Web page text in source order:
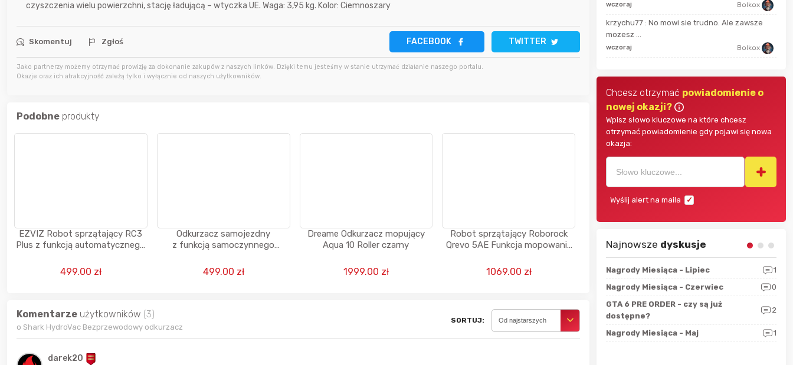
czyszczenia wielu powierzchni, stację ładującą – wtyczka UE. Waga: 3,95 kg. Kolor: Ciemnoszary
Skomentuj Zgłoś FACEBOOK TWITTER
Jako partnerzy możemy otrzymać prowizję za dokonanie zakupów z naszych linków. Dzięki temu jesteśmy w stanie utrzymać działanie naszego portalu.
Okazje oraz ich atrakcyjność zależą tylko i wyłącznie od naszych użytkowników.
Podobne produkty
EZVIZ Robot sprzątający RC3
Plus z funkcją automatycznego
499.00 zł
Odkurzacz samojezdny
z funkcją samoczynnego
270 ml + 3 L
499.00 zł
Dreame Odkurzacz mopujący
Aqua 10 Roller czarny
1999.00 zł
Robot sprzątający Roborock
Qrevo 5AE Funkcja mopowania
mapy pomieszczenia 64dB
1069.00 zł
Komentarze użytkowników (3)
o Shark HydroVac Bezprzewodowy odkurzacz
SORTUJ: Od najstarszych
darek20
wczoraj Bolkox
wczoraj
7 godzin temu therocket
grzechooo wczoraj
wczoraj Bolkox
krzychu77 : No mowi sie trudno. Ale zawsze
mozesz ...
wczoraj Bolkox
Chcesz otrzymać powiadomienie o
nowej okazji?
Wpisz słowo kluczowe na które chcesz
otrzymać powiadomienie gdy pojawi się nowa
okazja:
Wyślij alert na maila
Najnowsze dyskusje
Sferis - czemu odstrasza?
Nagrody Miesiąca - Marzec
Nagrody Miesiąca - Lipiec
1
Nagrody Miesiąca - Czerwiec
0
GTA 6 PRE ORDER - czy są już
dostępne?
2
Nagrody Miesiąca - Maj 1